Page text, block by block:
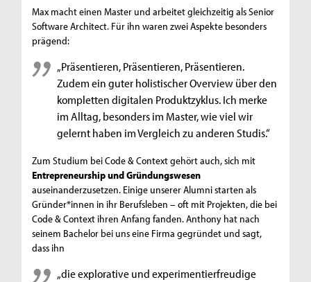
Max macht einen Master und arbeitet gleichzeitig als Senior
Software Architect. Für ihn waren zwei Aspekte besonders
prägend:
„Präsentieren, Präsentieren, Präsentieren.
Zudem ein guter holistischer Overview über den
kompletten digitalen Produktzyklus. Ich merke
im Alltag, besonders im Master, wie viel wir
gelernt haben im Vergleich zu anderen Studis.“
Zum Studium bei Code & Context gehört auch, sich mit
Entrepreneurship und Gründungswesen
auseinanderzusetzen. Einige unserer Alumni starten als
Gründer*innen in ihr Berufsleben – oft mit Projekten, die bei
Code & Context ihren Anfang fanden. Anthony hat nach
seinem Bachelor bei uns eine Firma gegründet und sagt,
dass ihn
„die explorative und experimentierfreudige